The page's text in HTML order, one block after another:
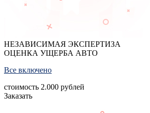
НЕЗАВИСИМАЯ ЭКСПЕРТИЗА
ОЦЕНКА УЩЕРБА АВТО
Все включено
стоимость 2.000 рублей
Заказать